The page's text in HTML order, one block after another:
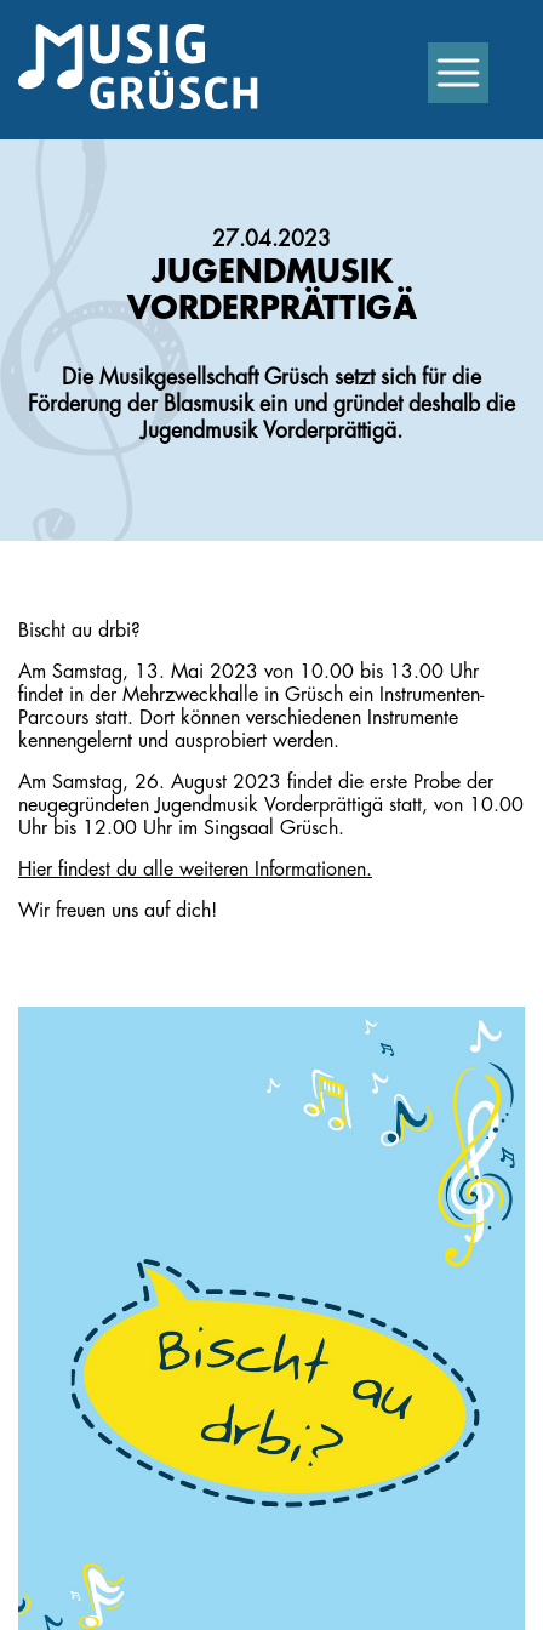
27.04.2023
JUGENDMUSIK
VORDERPRÄTTIGÄ
Die Musikgesellschaft Grüsch setzt sich für die
Förderung der Blasmusik ein und gründet deshalb die
Jugendmusik Vorderprättigä.
Bischt au drbi?
Am Samstag, 13. Mai 2023 von 10.00 bis 13.00 Uhr
findet in der Mehrzweckhalle in Grüsch ein Instrumenten-
Parcours statt. Dort können verschiedenen Instrumente
kennengelernt und ausprobiert werden.
Am Samstag, 26. August 2023 findet die erste Probe der
neugegründeten Jugendmusik Vorderprättigä statt, von 10.00
Uhr bis 12.00 Uhr im Singsaal Grüsch.
Hier findest du alle weiteren Informationen.
Wir freuen uns auf dich!